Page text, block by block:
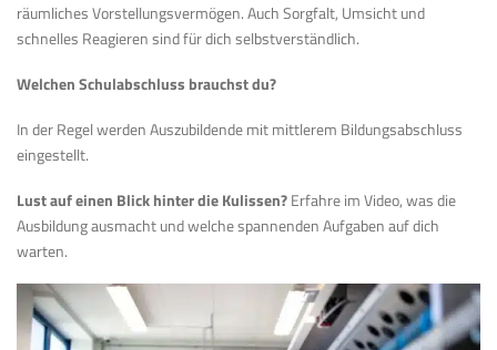
räumliches Vorstellungsvermögen. Auch Sorgfalt, Umsicht und
schnelles Reagieren sind für dich selbstverständlich.
Welchen Schulabschluss brauchst du?
In der Regel werden Auszubildende mit mittlerem Bildungsabschluss
eingestellt.
Lust auf einen Blick hinter die Kulissen?Erfahre im Video, was die
Ausbildung ausmacht und welche spannenden Aufgaben auf dich
warten.